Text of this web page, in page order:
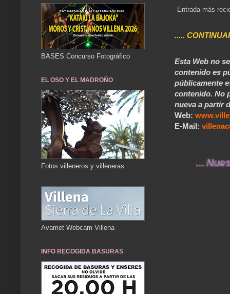
Entrada más
.....
Esta Web no
contenido es
públicamente
contenido. No
nueva a partir
Web:
E-Mail:
... Nuestros
BASES Concurso Fotográfico
EL OSO Y EL MADROÑO
Fotos villeneros y villeneras
Avamet Webcam Villena
INFO RECOGIDA BASURAS